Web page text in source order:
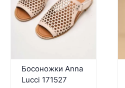
Босоножки Anna
Lucci 171527